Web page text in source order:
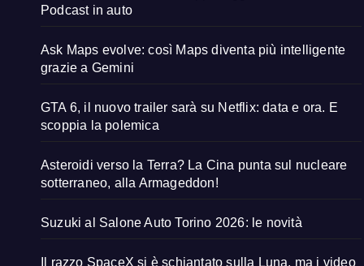
Podcast in auto
Ask Maps evolve: così Maps diventa più intelligente
grazie a Gemini
GTA 6, il nuovo trailer sarà su Netflix: data e ora. E
scoppia la polemica
Asteroidi verso la Terra? La Cina punta sul nucleare
sotterraneo, alla Armageddon!
Suzuki al Salone Auto Torino 2026: le novità
Il razzo SpaceX si è schiantato sulla Luna, ma i video